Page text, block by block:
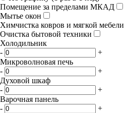
Помещение за пределами МКАД
Мытье окон
Химчистка ковров и мягкой мебели
Очистка бытовой техники
Холодильник
-
+
Микроволновая печь
-
+
Духовой шкаф
-
+
Варочная панель
-
+